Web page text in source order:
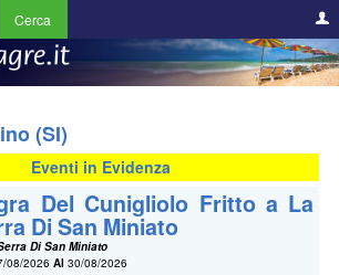
Cerca
(SI)
Eventi in Evidenza
Del Cunigliolo Fritto a La
Di San Miniato
Di San Miniato
08/2026Al 30/08/2026